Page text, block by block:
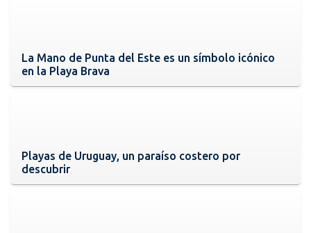
La Mano de Punta del Este es un símbolo icónico
en la Playa Brava
Playas de Uruguay, un paraíso costero por
descubrir